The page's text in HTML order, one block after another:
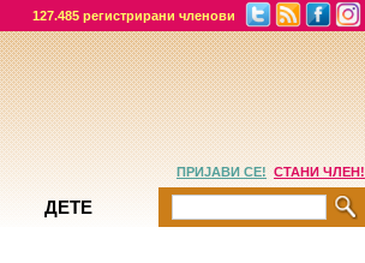
127.485 регистрирани членови
ПРИЈАВИ СЕ! СТАНИ ЧЛЕН!
ДЕТЕ